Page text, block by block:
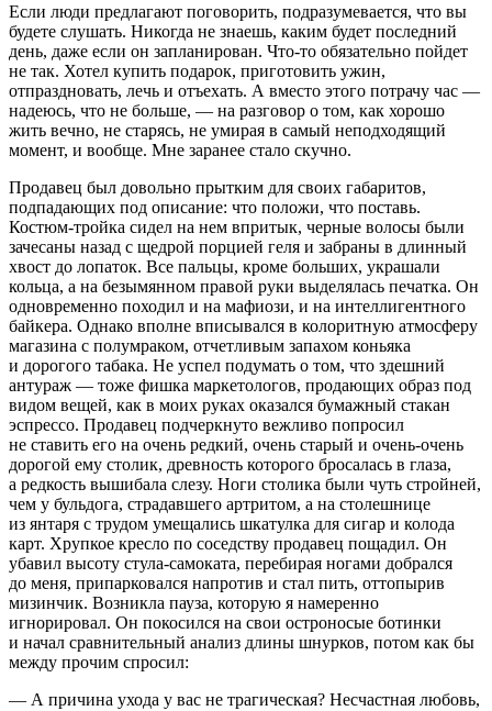
Если люди предлагают поговорить, подразумевается, что вы
будете слушать. Никогда не знаешь, каким будет последний
день, даже если он запланирован. Что-то обязательно пойдет
не так. Хотел купить подарок, приготовить ужин,
отпраздновать, лечь и отъехать. А вместо этого потрачу час —
надеюсь, что не больше, — на разговор о том, как хорошо
жить вечно, не старясь, не умирая в самый неподходящий
момент, и вообще. Мне заранее стало скучно.
Продавец был довольно прытким для своих габаритов,
подпадающих под описание: что положи, что поставь.
Костюм-тройка сидел на нем впритык, черные волосы были
зачесаны назад с щедрой порцией геля и забраны в длинный
хвост до лопаток. Все пальцы, кроме больших, украшали
кольца, а на безымянном правой руки выделялась печатка. Он
одновременно походил и на мафиози, и на интеллигентного
байкера. Однако вполне вписывался в колоритную атмосферу
магазина с полумраком, отчетливым запахом коньяка
и дорогого табака. Не успел подумать о том, что здешний
антураж — тоже фишка маркетологов, продающих образ под
видом вещей, как в моих руках оказался бумажный стакан
эспрессо. Продавец подчеркнуто вежливо попросил
не ставить его на очень редкий, очень старый и очень-очень
дорогой ему столик, древность которого бросалась в глаза,
а редкость вышибала слезу. Ноги столика были чуть стройней,
чем у бульдога, страдавшего артритом, а на столешнице
из янтаря с трудом умещались шкатулка для сигар и колода
карт. Хрупкое кресло по соседству продавец пощадил. Он
убавил высоту стула-самоката, перебирая ногами добрался
до меня, припарковался напротив и стал пить, оттопырив
мизинчик. Возникла пауза, которую я намеренно
игнорировал. Он покосился на свои остроносые ботинки
и начал сравнительный анализ длины шнурков, потом как бы
между прочим спросил:
— А причина ухода у вас не трагическая? Несчастная любовь,